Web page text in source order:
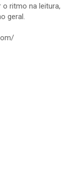
ritmo na leitura,
geral.